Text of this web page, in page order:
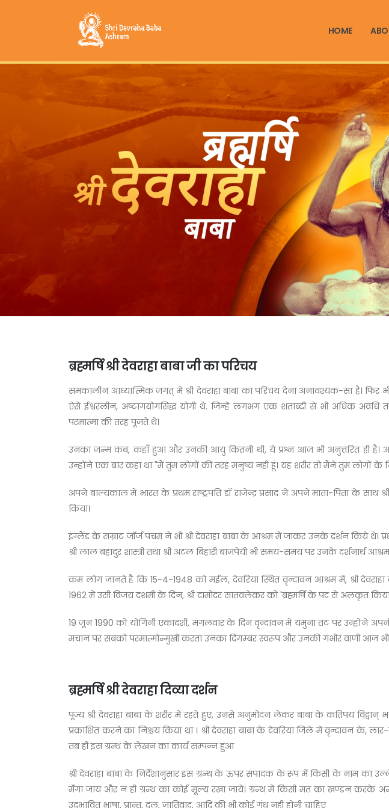
HOME
ब्रह्मर्षि श्री देवराहा बाबा जी का परिचय
समकालीन आध्यात्मिक जगत् मे श्री देवराहा बाबा का परिचय देना अनावश्यक-सा है। फिर
ऐसे ईश्वरलीन, अष्टांगयोगसिद्ध योगी थे. जिन्हें लगभग एक शताब्दी से भी अधिक
परमात्मा की तरह पूजते थे।
उनका जन्म कब, कहाँ हुआ और उनकी आयु कितनी थी, ये प्रश्न आज भी अनुत्तरित ही है।
उन्होंने एक बार कहा था "मैं तुम लोगों की तरह मनुष्य नही हूं। यह शरीर तो मैंने तुम लोगों के
अपने बाल्यकाल में भारत के प्रथम राष्ट्रपति डॉ राजेन्द्र प्रसाद ने अपने माता-पिता के
किया।
इंग्लैंड के सम्राट जॉर्ज पंचम ने भी श्री देवराहा बाबा के आश्रम में जाकर उनके दर्शन किये थे।
श्री लाल बहादुर शास्त्री तथा श्री अटल बिहारी बाजपेयी भी समय-समय पर उनके दर्शनार्थ
कम लोग जानते है कि 15-4-1948 को मईल, देवरिया स्थित वृन्दावन आश्रम में, श्री देवराहा
1962 में उसी विजय दशमी के दिन, श्री दामोदर सातवलेकर को 'ब्रह्मर्षि के पद से अलंकृत किया
19 जून 1990 को योगिनी एकादशी, मंगलवार के दिन वृन्दावन में यमुना तट पर उन्होंने
मचान पर सबको परमात्मोन्मुखी करता उनका दिगम्बर स्वरूप और उनकी गंभीर वाणी आज
ब्रह्मर्षि श्री देवराहा दिव्या दर्शन
पूज्य श्री देवराहा बाबा के शरीर में रहते हुए, उनसे अनुमोदन लेकर बाबा के कतिपय विद्वान्
प्रकाशित करने का निश्चय किया था । श्री देवराहा बाबा के देवरिया जिले में वृन्दावन के,
तब ही इस ग्रन्थ के लेखन का कार्य सम्पन्न हुआ
श्री देवराहा बाबा के निर्देशानुसार इस ग्रन्थ के ऊपर संपादक के रूप में किसी के नाम का
मँगा जाय और न ही ग्रन्थ का कोई मूल्य रखा जाये। ग्रन्थ में किसी मत का खण्डन करके अन्य
उद्भावित भाषा, प्रान्त, दल, जातिवाद, आदि की भी कोई गंध नही होनी चाहिए